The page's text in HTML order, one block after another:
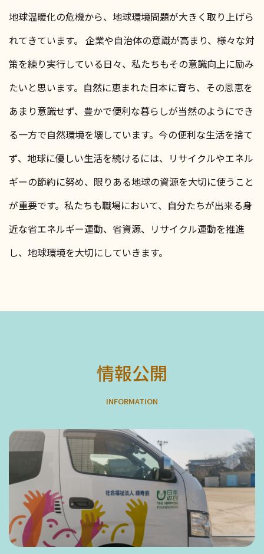
地球温暖化の危機から、地球環境問題が大きく取り上げら
れてきています。 企業や自治体の意識が高まり、様々な対
策を練り実行している日々、私たちもその意識向上に励み
たいと思います。 自然に恵まれた日本に育ち、その恩恵を
あまり意識せず、豊かで便利な暮らしが当然のようにでき
る一方で自然環境を壊しています。 今の便利な生活を捨て
ず、地球に優しい生活を続けるには、リサイクルやエネル
ギーの節約に努め、限りある地球の資源を大切に使うこと
が重要です。 私たちも職場において、自分たちが出来る身
近な省エネルギー運動、省資源、リサイクル運動を推進
し、地球環境を大切にしていきます。
情報公開
INFORMATION